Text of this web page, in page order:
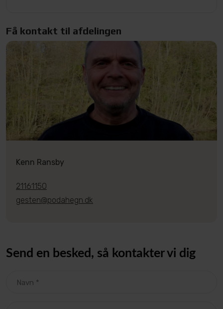
Få kontakt til afdelingen
Kenn Ransby
21161150
gesten@podahegn.dk
Send en besked, så kontakter vi dig